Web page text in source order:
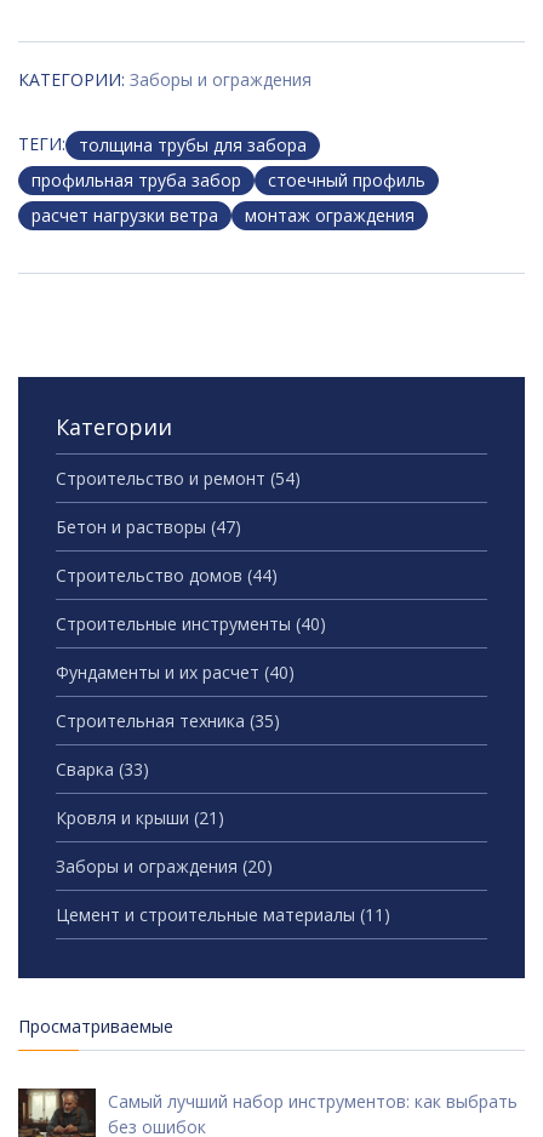
КАТЕГОРИИ: Заборы и ограждения
ТЕГИ:
толщина трубы для забора
профильная труба забор
стоечный профиль
расчет нагрузки ветра
монтаж ограждения
Категории
Строительство и ремонт (54)
Бетон и растворы (47)
Строительство домов (44)
Строительные инструменты (40)
Фундаменты и их расчет (40)
Строительная техника (35)
Сварка (33)
Кровля и крыши (21)
Заборы и ограждения (20)
Цемент и строительные материалы (11)
Просматриваемые
Самый лучший набор инструментов: как выбрать
без ошибок